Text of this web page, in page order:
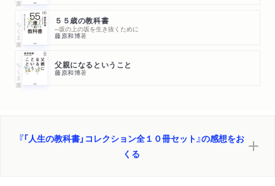
ちくま文庫 ５５歳の教科書
─坂の上の坂を生き抜くために
藤原和博著
ちくま文庫 父親になるということ
藤原和博著
『「人生の教科書」コレクション全１０冊セット』の感想をお
くる